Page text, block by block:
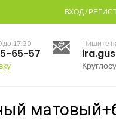
ВХОД /
до 17:30
65-57
Пишите